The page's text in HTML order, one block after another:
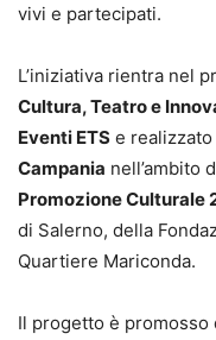
vivi e partecipati.
L’iniziativa rientra nel
Cultura, Teatro e
Eventi ETS e
Campania nell’ambito
Promozione Culturale
di Salerno, della
Quartiere Mariconda.
Il progetto è promosso